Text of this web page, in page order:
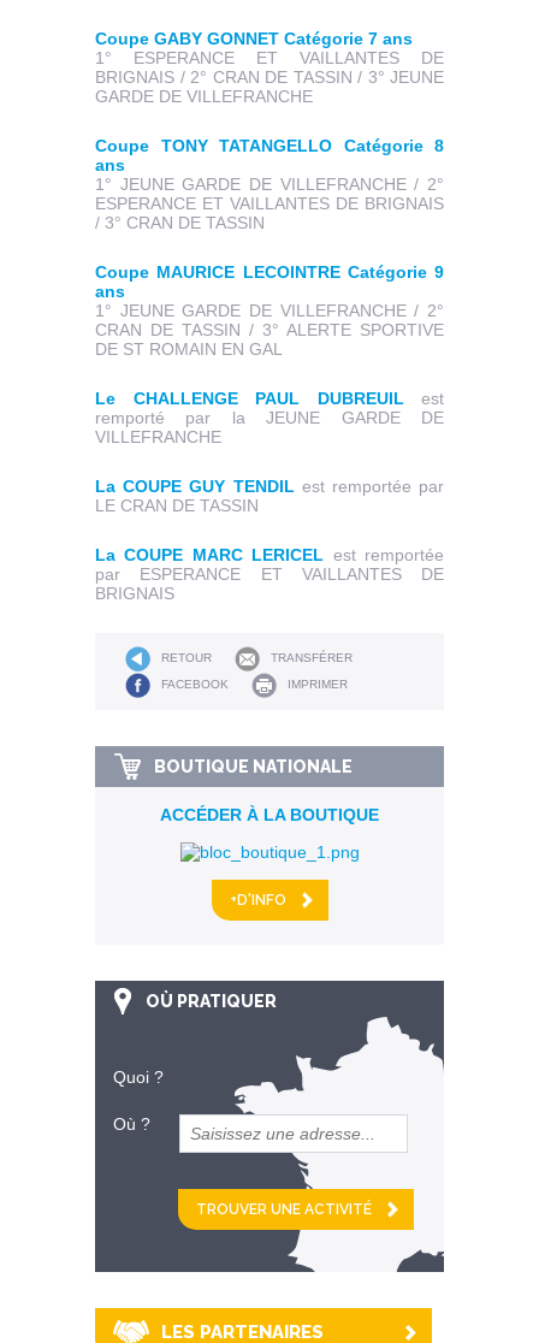
Coupe GABY GONNET Catégorie 7 ans
1° ESPERANCE ET VAILLANTES DE
BRIGNAIS / 2° CRAN DE TASSIN / 3° JEUNE
GARDE DE VILLEFRANCHE
Coupe TONY TATANGELLO Catégorie 8
ans
1° JEUNE GARDE DE VILLEFRANCHE / 2°
ESPERANCE ET VAILLANTES DE BRIGNAIS
/ 3° CRAN DE TASSIN
Coupe MAURICE LECOINTRE Catégorie 9
ans
1° JEUNE GARDE DE VILLEFRANCHE / 2°
CRAN DE TASSIN / 3° ALERTE SPORTIVE
DE ST ROMAIN EN GAL
Le CHALLENGE PAUL DUBREUILest
remporté par la JEUNE GARDE DE
VILLEFRANCHE
La COUPE GUY TENDILest remportée par
LE CRAN DE TASSIN
La COUPE MARC LERICEL est remportée
par ESPERANCE ET VAILLANTES DE
BRIGNAIS
RETOUR
TRANSFÉRER
FACEBOOK
IMPRIMER
BOUTIQUE NATIONALE
ACCÉDER À LA BOUTIQUE
+D'INFO
OÙ PRATIQUER
Quoi ?
Où ?
et
km alentour
LES PARTENAIRES